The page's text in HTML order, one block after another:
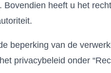
heeft u het
beperking van de
privacybeleid onder